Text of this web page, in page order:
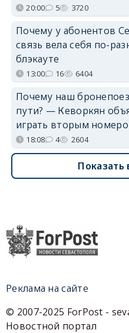
20:00 5 3720
Почему у абонентов
связь вела себя по-
блэкауте
13:00 16 6404
Почему наш
пути? — Кеворкян
играть вторым
18:08 4 2604
Показать
Реклама на сайте
© 2007-2025 ForPost -
Новостной портал